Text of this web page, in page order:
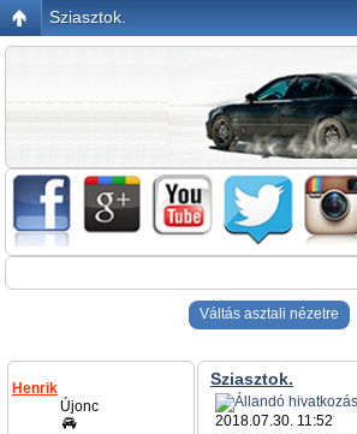
Sziasztok.
Váltás asztali nézetre
Henrik
Újonc
Sziasztok.
2018.07.30. 11:52